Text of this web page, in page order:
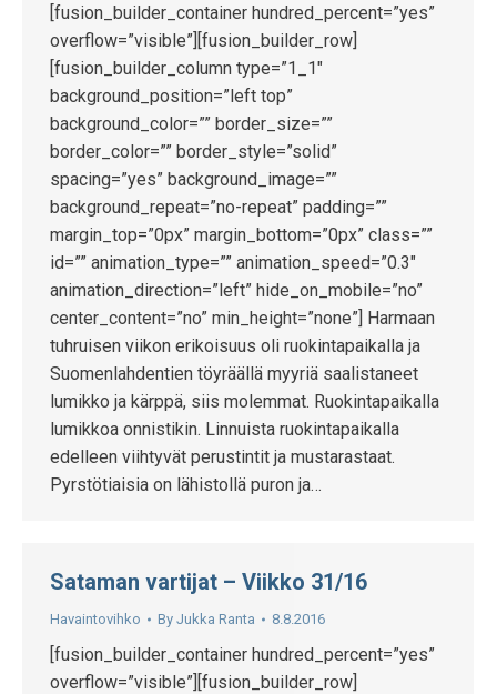
[fusion_builder_container hundred_percent=”yes”
overflow=”visible”][fusion_builder_row]
[fusion_builder_column type=”1_1″
background_position=”left top”
background_color=”” border_size=””
border_color=”” border_style=”solid”
spacing=”yes” background_image=””
background_repeat=”no-repeat” padding=””
margin_top=”0px” margin_bottom=”0px” class=””
id=”” animation_type=”” animation_speed=”0.3″
animation_direction=”left” hide_on_mobile=”no”
center_content=”no” min_height=”none”] Harmaan
tuhruisen viikon erikoisuus oli ruokintapaikalla ja
Suomenlahdentien töyräällä myyriä saalistaneet
lumikko ja kärppä, siis molemmat. Ruokintapaikalla
lumikkoa onnistikin. Linnuista ruokintapaikalla
edelleen viihtyvät perustintit ja mustarastaat.
Pyrstötiaisia on lähistollä puron ja…
Sataman vartijat – Viikko 31/16
Havaintovihko By Jukka Ranta 8.8.2016
[fusion_builder_container hundred_percent=”yes”
overflow=”visible”][fusion_builder_row]